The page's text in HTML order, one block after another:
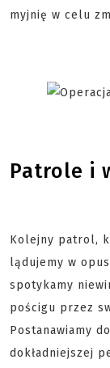
myjnię w celu
Patrole i
Kolejny patrol,
lądujemy w
spotykamy
pościgu przez
Postanawiamy
dokładniejszej